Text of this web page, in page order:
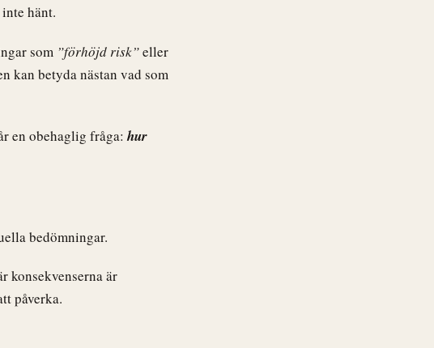
hänt.
som ”förhöjd risk”eller
kan betyda nästan vad som
en obehaglig fråga: hur
bedömningar.
konsekvenserna är
påverka.